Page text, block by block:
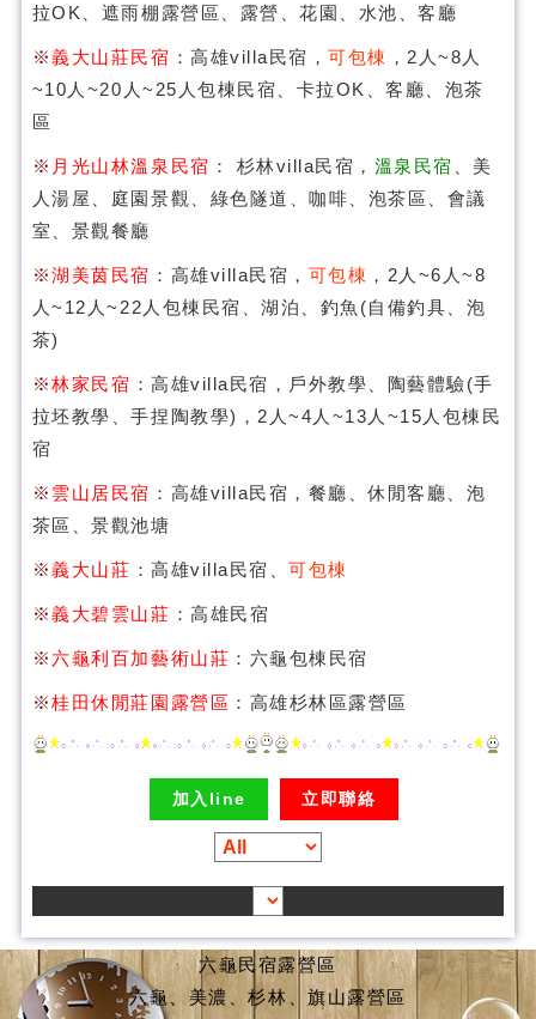
拉OK、遮雨棚露營區、露營、花園、水池、客廳
※義大山莊民宿 ：高雄villa民宿，可包棟 ，2人~8人
~10人~20人~25人包棟民宿、卡拉OK、客廳、泡茶
區
※ 月光山林溫泉民宿 ： 杉林villa民宿， 溫泉民宿
、美
人湯屋、庭園景觀、綠色隧道、咖啡、泡茶區、會議
室、景觀餐廳
※湖美茵民宿 ：高雄villa民宿， 可包棟 ，2人~6人~8
人~12人~22人包棟民宿、湖泊、釣魚(自備釣具、泡
茶)
※林家民宿 ：高雄villa民宿，戶外教學、陶藝體驗(手
拉坯教學、手捏陶教學)，2人~4人~13人~15人包棟民
宿
※ 雲山居民宿 ：高雄villa民宿，餐廳、休閒客廳、泡
茶區、景觀池塘
※義大山莊 ：高雄villa民宿、可包棟
※義大碧雲山莊 ：高雄民宿
※六龜利百加藝術山莊 ：六龜包棟民宿
※桂田休閒莊園露營區 ：高雄杉林區露營區
加入line 立即聯絡
六龜民宿露營區
六龜、美濃、杉林、旗山露營區